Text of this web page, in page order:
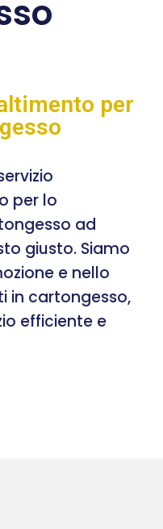
per
per lo
ad
giusto. Siamo
e nello
in cartongesso,
efficiente e